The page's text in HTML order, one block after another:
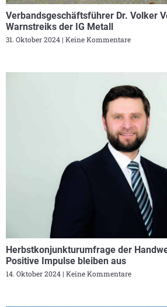
Verbandsgeschäftsführer Dr. Volker
Warnstreiks der IG Metall
31. Oktober 2024 Keine Kommentare
Herbstkonjunkturumfrage der
Positive Impulse bleiben aus
14. Oktober 2024 Keine Kommentare